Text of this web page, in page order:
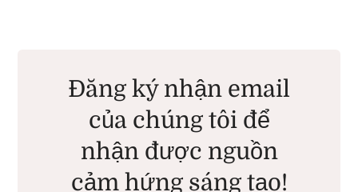
Đăng ký nhận email
của chúng tôi để
nhận được nguồn
cảm hứng sáng tạo!